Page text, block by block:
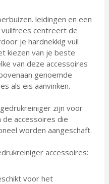
leidingen en een
centreert de
je hardnekkig vuil
kiezen van je beste
van deze accessoires
genoemde
als eis aanvinken.
zijn voor
de accessoires die
worden aangeschaft.
accessoires:
voor het